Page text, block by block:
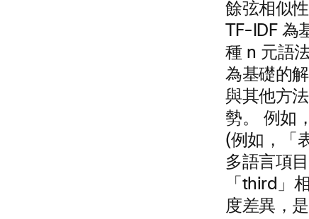
餘弦相似
TF-IDF
種 n 元語
為基礎的
與其他方
勢。 例如
(例如，「
多語言項
「third」
度差異，